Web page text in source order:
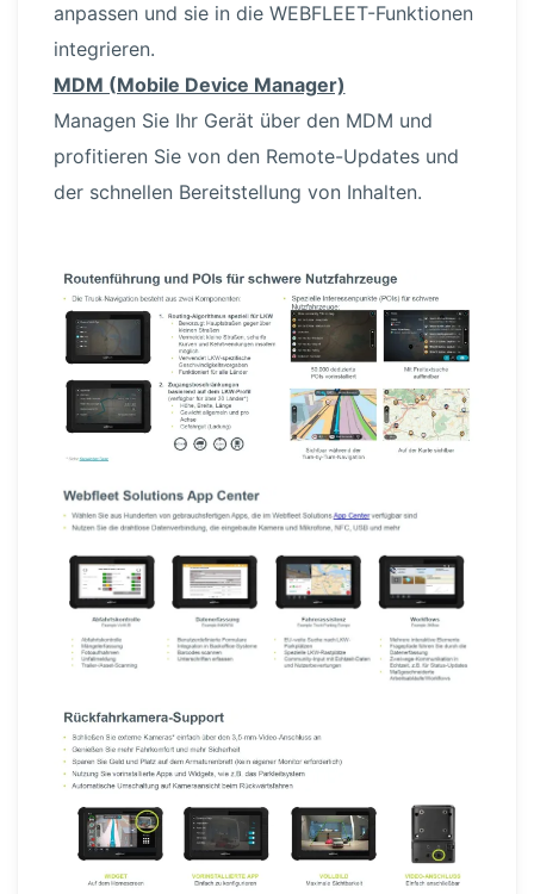
anpassen und sie in die WEBFLEE­T-Funk­tionen
integrieren.
MDM (Mobile Device Manager)
Managen Sie Ihr Gerät über den MDM und
profitieren Sie von den Remote-Up­dates und
der schnellen Bereit­stellung von Inhalten.